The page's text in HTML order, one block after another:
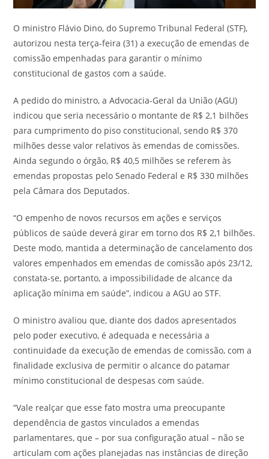
O ministro Flávio Dino, do Supremo Tribunal Federal (STF),
autorizou nesta terça-feira (31) a execução de emendas de
comissão empenhadas para garantir o mínimo
constitucional de gastos com a saúde.
A pedido do ministro, a Advocacia-Geral da União (AGU)
indicou que seria necessário o montante de R$ 2,1 bilhões
para cumprimento do piso constitucional, sendo R$ 370
milhões desse valor relativos às emendas de comissões.
Ainda segundo o órgão, R$ 40,5 milhões se referem às
emendas propostas pelo Senado Federal e R$ 330 milhões
pela Câmara dos Deputados.
“O empenho de novos recursos em ações e serviços
públicos de saúde deverá girar em torno dos R$ 2,1 bilhões.
Deste modo, mantida a determinação de cancelamento dos
valores empenhados em emendas de comissão após 23/12,
constata-se, portanto, a impossibilidade de alcance da
aplicação mínima em saúde”, indicou a AGU ao STF.
O ministro avaliou que, diante dos dados apresentados
pelo poder executivo, é adequada e necessária a
continuidade da execução de emendas de comissão, com a
finalidade exclusiva de permitir o alcance do patamar
mínimo constitucional de despesas com saúde.
“Vale realçar que esse fato mostra uma preocupante
dependência de gastos vinculados a emendas
parlamentares, que – por sua configuração atual – não se
articulam com ações planejadas nas instâncias de direção